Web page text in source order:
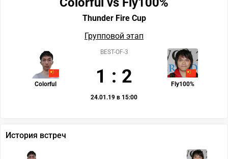
Thunder Fire Cup
Групповой этап
Colorful Fly100%
BEST-OF-3
1 : 2
24.01.19 в 15:00
История встреч